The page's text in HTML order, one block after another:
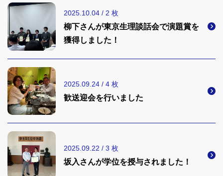
2025.10.04 / 2 枚
柳下さんが東京生理談話会で演題賞を
獲得しました！
2025.09.24 / 4 枚
歓送迎会を行いました
2025.09.22 / 3 枚
坂入さんが学位を授与されました！